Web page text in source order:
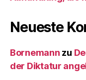
Neueste
Bornemann zu
der Diktatur